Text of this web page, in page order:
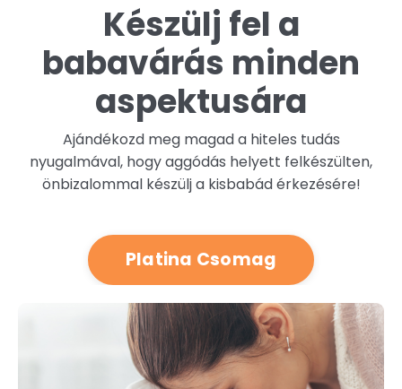
Készülj fel a
babavárás minden
aspektusára
Ajándékozd meg magad a hiteles tudás
nyugalmával, hogy aggódás helyett felkészülten,
önbizalommal készülj a kisbabád érkezésére!
Platina Csomag